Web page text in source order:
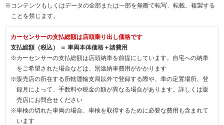
※コンテンツもしくはデータの全部または一部を無断で転写、転載、複製する
ことを禁じます。
カーセンサーの支払総額は店頭乗り出し価格です
支払総額（税込） ＝ 車両本体価格＋諸費用
※カーセンサーの支払総額は店頭納車を前提にしています。自宅への納車
をご希望された場合などは、別途納車費用がかかります
※販売店の所在する所轄運輸支局以外で登録する際や、車の定置場所、登
録月によって、手数料や税金の額が異なる場合があります。詳しくは販
売店にお問合せください
※車検の切れた車両の場合、車検を取得するために必要な費用も含まれて
います